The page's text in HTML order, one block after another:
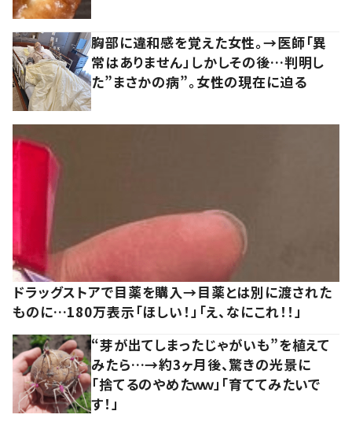
胸部に違和感を覚えた女性。→医師「異
常はありません」しかしその後…判明し
た”まさかの病”。女性の現在に迫る
ドラッグストアで目薬を購入→目薬とは別に渡された
ものに…180万表示「ほしい！」「え、なにこれ！！」
“芽が出てしまったじゃがいも”を植えて
みたら…→約3ヶ月後、驚きの光景に
「捨てるのやめたｗｗ」「育ててみたいで
す！」